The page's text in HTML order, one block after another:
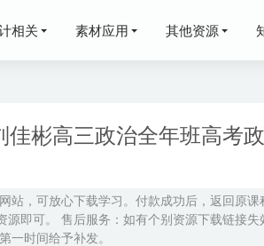
相关 素材应用 其他资源
佳彬高三政治全年班高考
站，可放心下载学习。付款成功后，返回原
源即可。 售后服务：如有个别资源下载链接
一时间给予补发。
盘下载 2022-05-23
目标S班,8.1G百度网盘资源打包下载 2021-